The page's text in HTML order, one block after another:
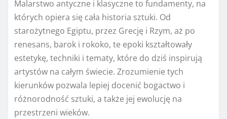
Malarstwo antyczne i klasyczne to fundamenty, na
których opiera się cała historia sztuki. Od
starożytnego Egiptu, przez Grecję i Rzym, aż po
renesans, barok i rokoko, te epoki kształtowały
estetykę, techniki i tematy, które do dziś inspirują
artystów na całym świecie. Zrozumienie tych
kierunków pozwala lepiej docenić bogactwo i
różnorodność sztuki, a także jej ewolucję na
przestrzeni wieków.